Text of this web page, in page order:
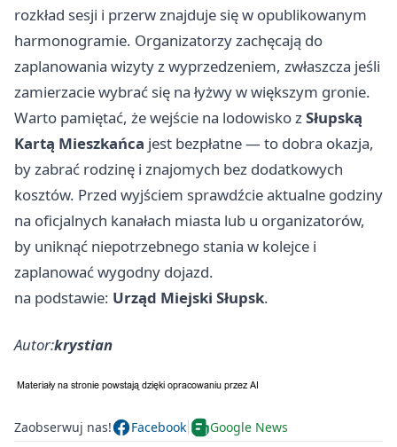
rozkład sesji i przerw znajduje się w opublikowanym
harmonogramie. Organizatorzy zachęcają do
zaplanowania wizyty z wyprzedzeniem, zwłaszcza jeśli
zamierzacie wybrać się na łyżwy w większym gronie.
Warto pamiętać, że wejście na lodowisko zSłupską
Kartą Mieszkańca jest bezpłatne — to dobra okazja,
by zabrać rodzinę i znajomych bez dodatkowych
kosztów. Przed wyjściem sprawdźcie aktualne godziny
na oficjalnych kanałach miasta lub u organizatorów,
by uniknąć niepotrzebnego stania w kolejce i
zaplanować wygodny dojazd.
na podstawie: Urząd Miejski Słupsk.
Autor:krystian
Zaobserwuj nas! Facebook Google News